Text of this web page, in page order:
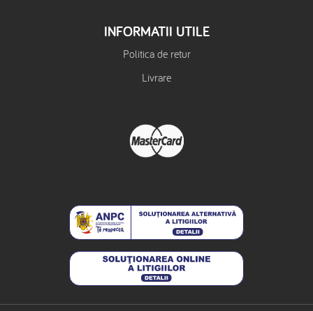
INFORMATII UTILE
Politica de retur
Livrare